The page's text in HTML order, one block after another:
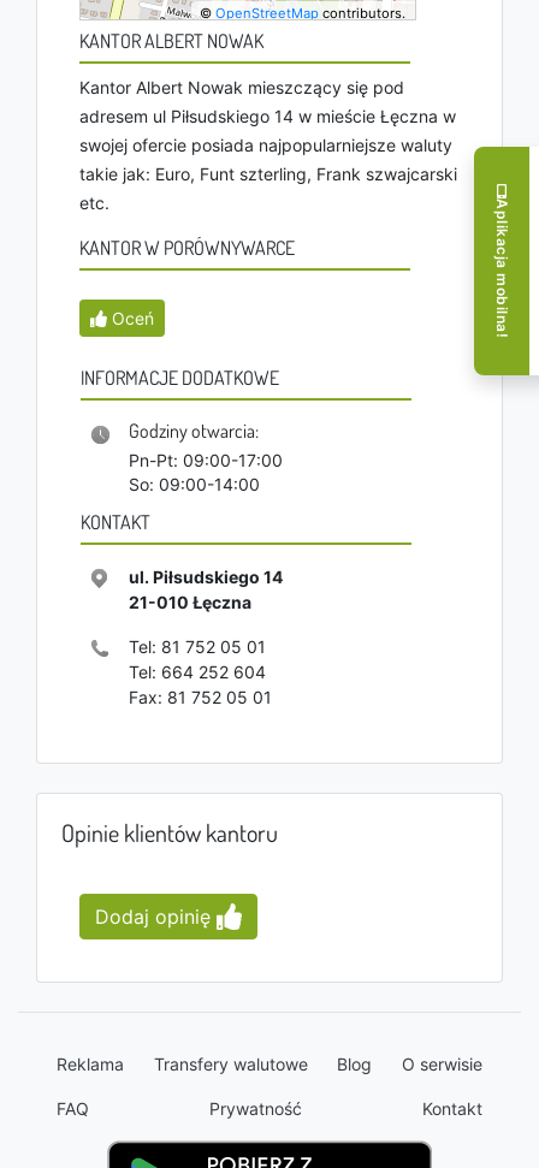
©OpenStreetMap contributors.
KANTOR ALBERT NOWAK
Kantor Albert Nowak mieszczący się pod
adresem ul Piłsudskiego 14 w mieście Łęczna w
swojej ofercie posiada najpopularniejsze waluty
takie jak: Euro, Funt szterling, Frank szwajcarski
etc.
KANTOR W PORÓWNYWARCE
Oceń
INFORMACJE DODATKOWE
Godziny otwarcia:
Pn-Pt: 09:00-17:00
So: 09:00-14:00
KONTAKT
ul. Piłsudskiego 14
21-010 Łęczna
Tel: 81 752 05 01
Tel: 664 252 604
Fax: 81 752 05 01
Opinie klientów kantoru
Dodaj opinię
Reklama Transfery walutowe Blog O serwisie
FAQ Prywatność Kontakt
Aplikacja mobilna!